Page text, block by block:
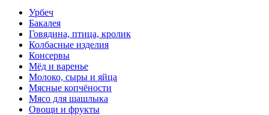
Урбеч
Бакалея
Говядина, птица, кролик
Колбасные изделия
Консервы
Мёд и варенье
Молоко, сыры и яйца
Мясные копчёности
Мясо для шашлыка
Овощи и фрукты